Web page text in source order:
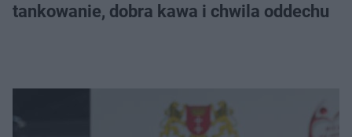
tankowanie, dobra kawa i chwila oddechu